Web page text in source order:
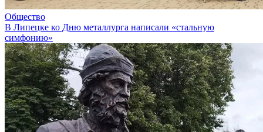
Общество
В Липецке ко Дню металлурга написали «стальную
симфонию»